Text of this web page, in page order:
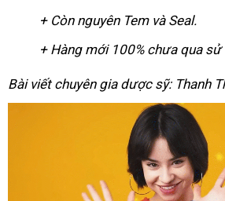
+ Còn nguyên Tem và Seal.
+ Hàng mới 100% chưa qua sử
Bài viết chuyên gia dược sỹ: Thanh